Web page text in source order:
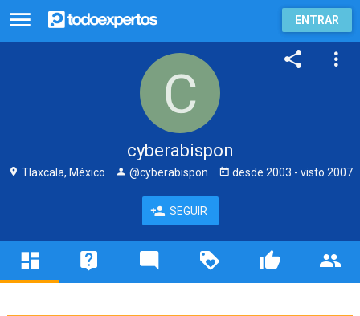
ENTRAR
cyberabispon
Tlaxcala, México @cyberabispon desde 2003 - visto 2007
SEGUIR